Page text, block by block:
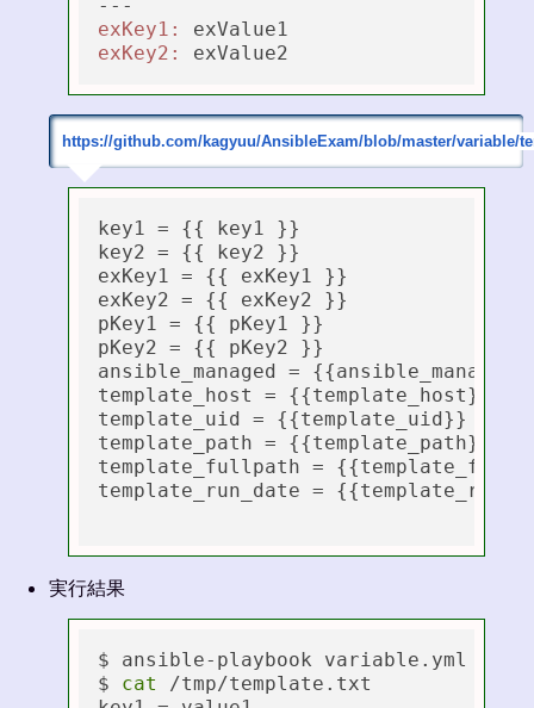
exKey1:
exKey2:
https://github.com/kagyuu/AnsibleExam/blob/master/variable/
key1 = {{ key1 }}
key2 = {{ key2 }}
exKey1 = {{ exKey1 }}
exKey2 = {{ exKey2 }}
pKey1 = {{ pKey1 }}
pKey2 = {{ pKey2 }}
ansible_managed =
template_host = {{template_host}}
template_uid = {{template_uid}}
template_path = {{template_path}}
template_fullpath =
template_run_date =
実行結果
$ ansible-playbook variable.yml -e
$ cat
/tmp/template.txt